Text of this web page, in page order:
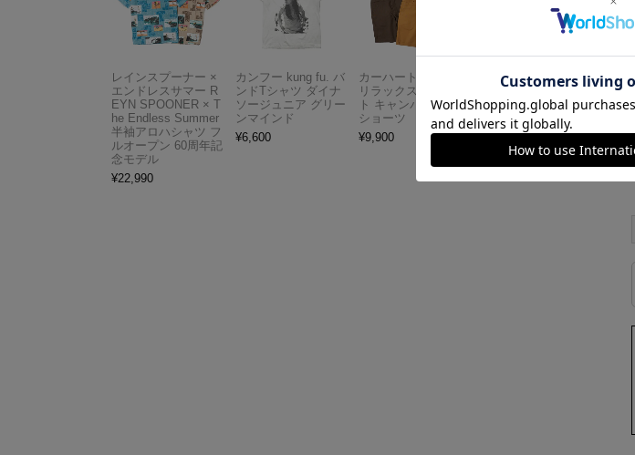
レインスプーナー ×
エンドレスサマー R
EYN SPOONER × T
he Endless Summer
半袖アロハシャツ フ
ルオープン 60周年記
念モデル
¥22,990
カンフー kung fu. バ
ンドTシャツ ダイナ
ソージュニア グリー
ンマインド
¥6,600
カーハート Carhartt
リラックスドフィッ
ト キャンバスワーク
ショーツ
¥9,900
アメリカンクラシッ
クス AMERICAN CL
ASSICS ムービーT
シャツ フォレストガ
ンプ ロゴ＆ベンチ
5,747